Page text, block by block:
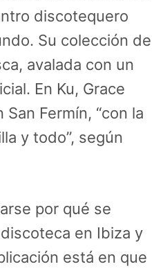
discotequero
Su colección de
avalada con un
En Ku, Grace
Fermín, “con la
y todo”, según
por qué se
en Ibiza y
está en que